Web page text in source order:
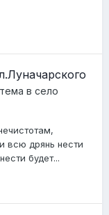
тема в село
всю дрянь нести
будет...